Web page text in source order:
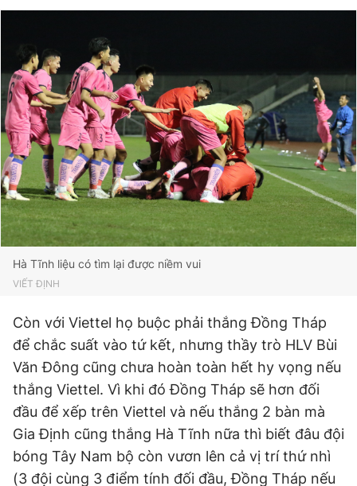
Hà Tĩnh liệu có tìm lại được niềm vui
VIẾT ĐỊNH
Còn với Viettel họ buộc phải thắng Đồng Tháp
để chắc suất vào tứ kết, nhưng thầy trò HLV Bùi
Văn Đông cũng chưa hoàn toàn hết hy vọng nếu
thắng Viettel. Vì khi đó Đồng Tháp sẽ hơn đối
đầu để xếp trên Viettel và nếu thắng 2 bàn mà
Gia Định cũng thắng Hà Tĩnh nữa thì biết đâu đội
bóng Tây Nam bộ còn vươn lên cả vị trí thứ nhì
(3 đội cùng 3 điểm tính đối đầu, Đồng Tháp nếu